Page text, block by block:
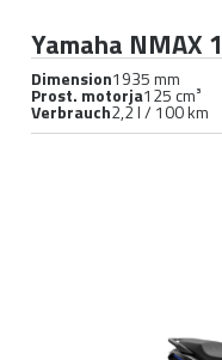
Yamaha NMAX
Dimension1935 mm
Prost. motorja125 cm³
Verbrauch2,2 l / 100 km